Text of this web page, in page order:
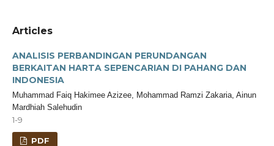
Articles
ANALISIS PERBANDINGAN PERUNDANGAN
BERKAITAN HARTA SEPENCARIAN DI PAHANG DAN
INDONESIA
Muhammad Faiq Hakimee Azizee, Mohammad Ramzi Zakaria, Ainun
Mardhiah Salehudin
1-9
PDF